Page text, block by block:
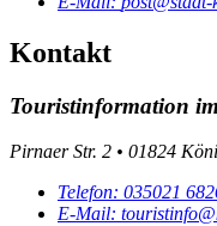
Kontakt
Touristinformation
Pirnaer Str. 2 • 01824
Telefon: 035021
E-Mail: